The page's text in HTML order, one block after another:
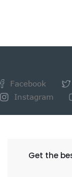
Facebook
Instagram
Get the